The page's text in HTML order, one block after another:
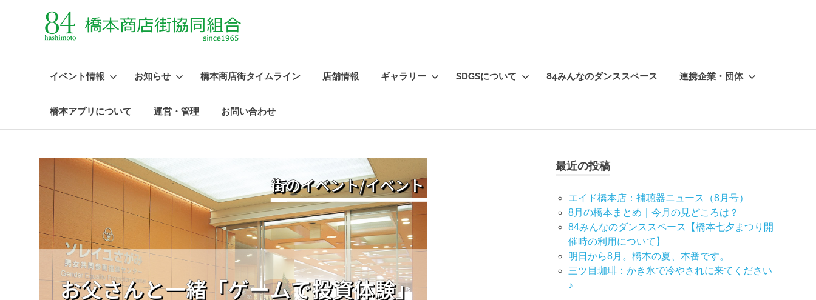
イベント情報 お知らせ 橋本商店街タイムライン 店舗情報 ギャラリー SDGSについて 84みんなのダンススペース 連携企業・団体
橋本アプリについて 運営・管理 お問い合わせ
最近の投稿
エイド橋本店：補聴器ニュース（8月号）
8月の橋本まとめ｜今月の見どころは？
84みんなのダンススペース【橋本七夕まつり開
催時の利用について】
明日から8月。橋本の夏、本番です。
三ツ目珈琲：かき氷で冷やされに来てください
♪